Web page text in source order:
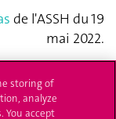
de l'ASSH du 19
mai 2022.
storing of
analyze
You accept